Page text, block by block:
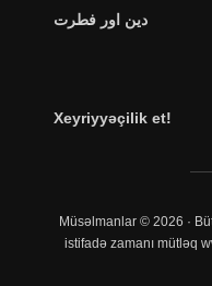
دین اور فطرت
Xeyriyyəçilik et!
Müsəlmanlar © 2026 ·
istifadə zamanı mütləq